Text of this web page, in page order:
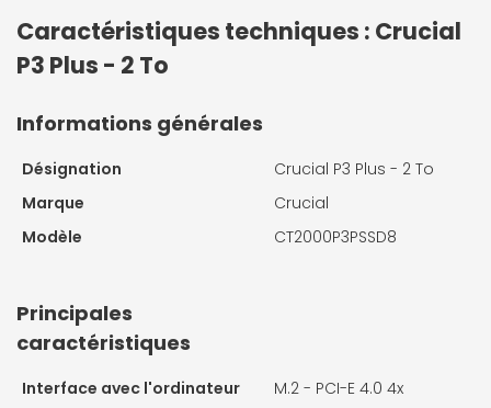
Caractéristiques techniques : Crucial
P3 Plus - 2 To
Informations générales
Désignation
Crucial P3 Plus - 2 To
Marque
Crucial
Modèle
CT2000P3PSSD8
Principales
caractéristiques
Interface avec l'ordinateur
M.2 - PCI-E 4.0 4x